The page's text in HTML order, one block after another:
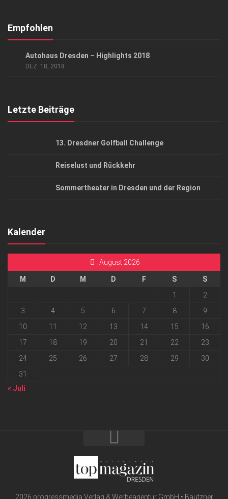
Kontakt, Impressum
Empfohlen
Autohaus Dresden – Highlights 2018
DEZ. 18, 2018
Letzte Beiträge
13. Dresdner Golfball Challenge
Reiselust und Rückkehr
Sommertheater in Dresden und der Region
Kalender
August 2026
M D M D F S
S
1
2
3
4 5 6 7 8
9
10
11 12 13 14 15
16
17
18 19 20 21 22
23
24
25 26 27 28 29
30
31
« Juli
2026 progressmedia Verlag & Werbeagentur GmbH • Bautzner